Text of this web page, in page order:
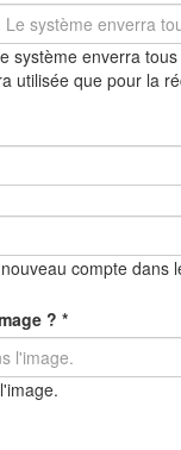
système enverra
utilisée que pour la
compte dans
? *